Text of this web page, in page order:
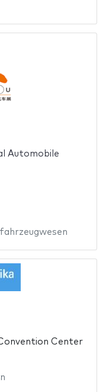
Automobile
Center